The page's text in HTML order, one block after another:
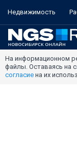
Недвижимость
На информационном
файлы. Оставаясь на
согласие на их